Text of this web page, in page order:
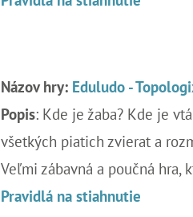
Názov hry: Eduludo -
Popis: Kde je žaba? Kde je
všetkých piatich zvierat a
Veľmi zábavná a poučná hra,
Pravidlá na stiahnutie